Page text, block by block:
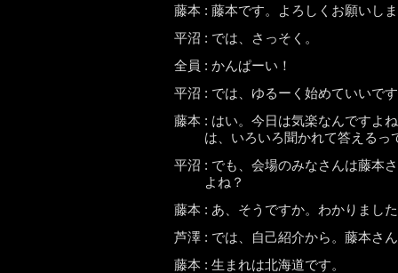
藤本 : 藤本です。よろしくお願いし
平沼 : では、さっそく。
全員 : かんぱーい！
平沼 : では、ゆるーく始めていいで
藤本 : はい。今日は気楽なんですよ
は、いろいろ聞かれて答えるっ
平沼 : でも、会場のみなさんは藤本
よね？
藤本 : あ、そうですか。わかりまし
芦澤 : では、自己紹介から。藤本さ
藤本 : 生まれは北海道です。